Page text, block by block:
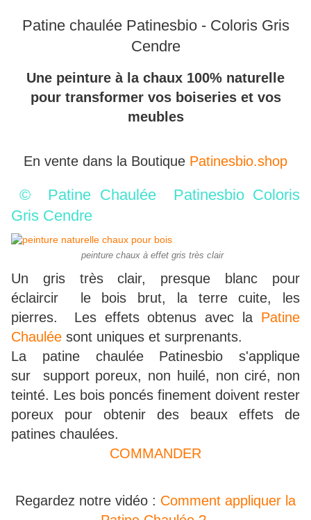
Patine chaulée Patinesbio - Coloris Gris
Cendre
Une peinture à la chaux 100% naturelle
pour transformer vos boiseries et vos
meubles
En vente dans la Boutique Patinesbio.shop
© Patine Chaulée Patinesbio Coloris
Gris Cendre
peinture chaux à effet gris très clair
Un gris très clair, presque blanc pour
éclaircir le bois brut, la terre cuite, les
pierres. Les effets obtenus avec la Patine
Chaulée sont uniques et surprenants.
La patine chaulée Patinesbio s'applique
sur support poreux, non huilé, non ciré, non
teinté. Les bois poncés finement doivent rester
poreux pour obtenir des beaux effets de
patines chaulées.
COMMANDER
Regardez notre vidéo : Comment appliquer la